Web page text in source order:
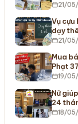
21/
Vụ cựu
dạy
21/
Mua
Phạt
19/
Nữ
24
18/